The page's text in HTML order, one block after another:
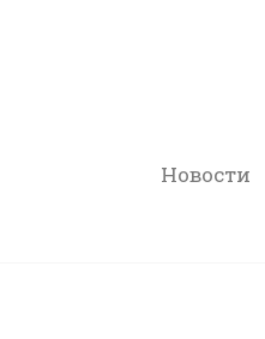
Новости